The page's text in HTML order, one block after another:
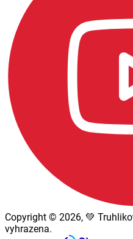
Copyright © 2026, 💚
vyhrazena.